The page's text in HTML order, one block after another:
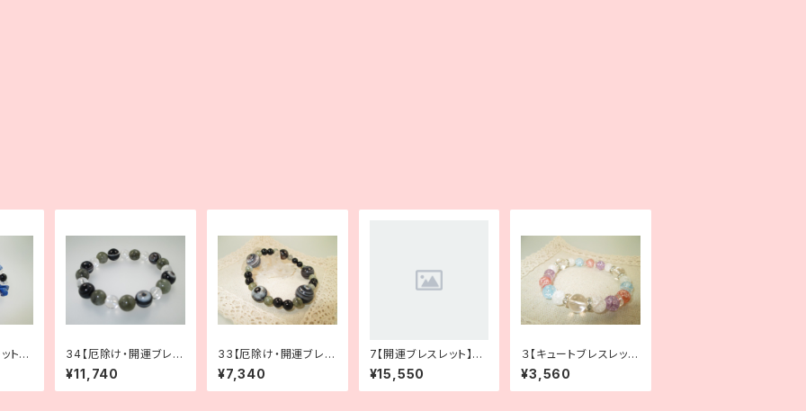
ト】
34【厄除け・開運ブレス
レット】天眼石×水晶×ラ
ブラドライト
¥11,740
33【厄除け・開運ブレス
レット】天眼石×オニキス
×ラブラドライト
¥7,340
7【開運ブレスレット】運
気UP｜ラピスラズリ
¥15,550
３【キュートブレスレッ
ト】華やかで可愛らしい
輝き｜水晶×クラック水
晶×ロンデル
¥3,560